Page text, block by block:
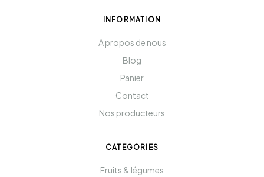
INFORMATION
A propos de nous
Blog
Panier
Contact
Nos producteurs
CATEGORIES
Fruits & légumes